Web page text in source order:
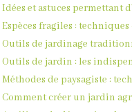
Idées et astuces permettant
Espèces fragiles : techniques
Outils de jardinage
Outils de jardin : les
Méthodes de paysagiste :
Comment créer un jardin